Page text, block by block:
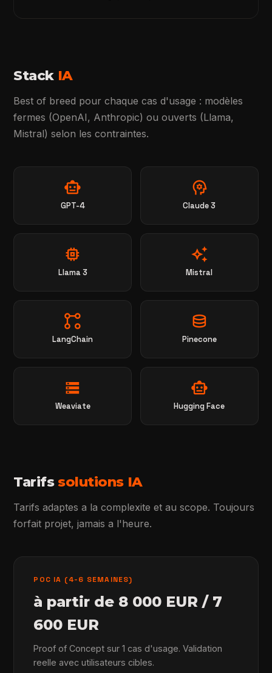
Stack IA
Best of breed pour chaque cas d'usage : modèles
fermes (OpenAI, Anthropic) ou ouverts (Llama,
Mistral) selon les contraintes.
smart_toy
GPT-4
psychology
Claude 3
memory
Llama 3
auto_awesome
Mistral
linked_services
LangChain
database
Pinecone
storage
Weaviate
smart_toy
Hugging Face
Tarifs solutions IA
Tarifs adaptes a la complexite et au scope. Toujours
forfait projet, jamais a l'heure.
POC IA (4-6 SEMAINES)
à partir de 8 000 EUR / 7
600 EUR
Proof of Concept sur 1 cas d'usage. Validation
reelle avec utilisateurs cibles.